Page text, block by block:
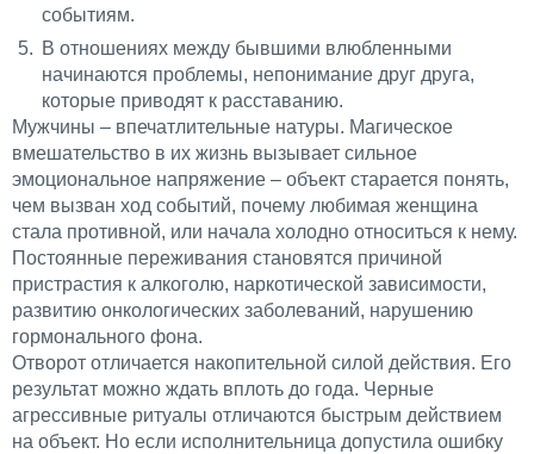
событиям.
В отношениях между бывшими влюбленными
начинаются проблемы, непонимание друг друга,
которые приводят к расставанию.
Мужчины – впечатлительные натуры. Магическое
вмешательство в их жизнь вызывает сильное
эмоциональное напряжение – объект старается понять,
чем вызван ход событий, почему любимая женщина
стала противной, или начала холодно относиться к нему.
Постоянные переживания становятся причиной
пристрастия к алкоголю, наркотической зависимости,
развитию онкологических заболеваний, нарушению
гормонального фона.
Отворот отличается накопительной силой действия. Его
результат можно ждать вплоть до года. Черные
агрессивные ритуалы отличаются быстрым действием
на объект. Но если исполнительница допустила ошибку